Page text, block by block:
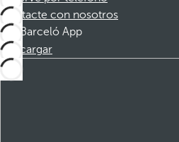
Contacte con nosotros
Barceló App
Descargar